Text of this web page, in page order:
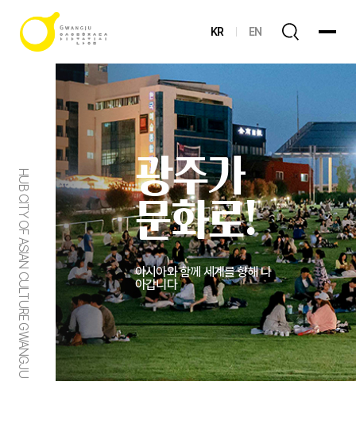
KR EN
HUB CITY OF ASIAN CULTURE GWANGJU
광주가
문화로!
아시아와 함께 세계를 향해 나
아갑니다